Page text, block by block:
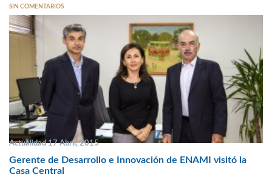
SIN COMENTARIOS
Actualidad 17 Abril, 2015
Gerente de Desarrollo e Innovación de ENAMI visitó la
Casa Central